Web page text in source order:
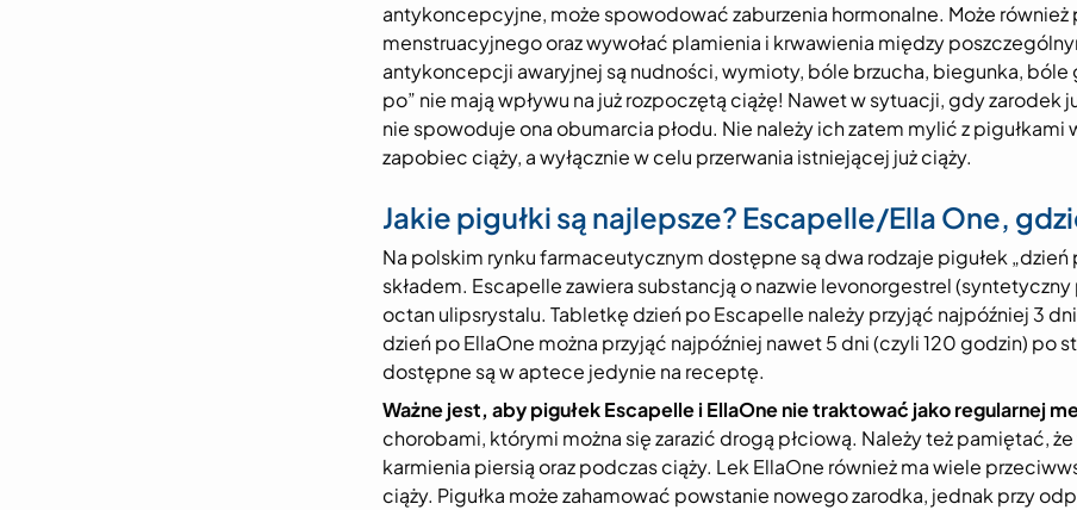
antykoncepcyjne, może spowodować zaburzenia hormonalne. Może
menstruacyjnego oraz wywołać plamienia i krwawienia między
antykoncepcji awaryjnej są nudności, wymioty, bóle brzucha, biegunka, bóle
po” nie mają wpływu na już rozpoczętą ciążę! Nawet w sytuacji, gdy zarodek
nie spowoduje ona obumarcia płodu. Nie należy ich zatem mylić z
zapobiec ciąży, a wyłącznie w celu przerwania istniejącej już ciąży.
Jakie pigułki są najlepsze? Escapelle/Ella One,
Na polskim rynku farmaceutycznym dostępne są dwa rodzaje pigułek
składem. Escapelle zawiera substancją o nazwie levonorgestrel
octan ulipsrystalu. Tabletkę dzień po Escapelle należy przyjąć najpóźniej 3
dzień po EllaOne można przyjąć najpóźniej nawet 5 dni (czyli 120 godzin) po
dostępne są w aptece jedynie na receptę.
Ważne jest, aby pigułek Escapelle i EllaOne nie traktować jako regularnej
chorobami, którymi można się zarazić drogą płciową. Należy też pamiętać,
karmienia piersią oraz podczas ciąży. Lek EllaOne również ma wiele
ciąży. Pigułka może zahamować powstanie nowego zarodka, jednak przy